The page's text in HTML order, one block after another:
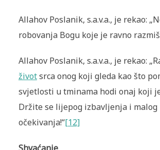
Allahov Poslanik, s.a.v.a., je rekao:
robovanja Bogu koje je ravno
Allahov Poslanik, s.a.v.a., je rekao:
životsrca onog koji gleda kao što
svjetlosti u tminama hodi onaj koji
Držite se lijepog izbavljenja i malog
očekivanja!“[12]